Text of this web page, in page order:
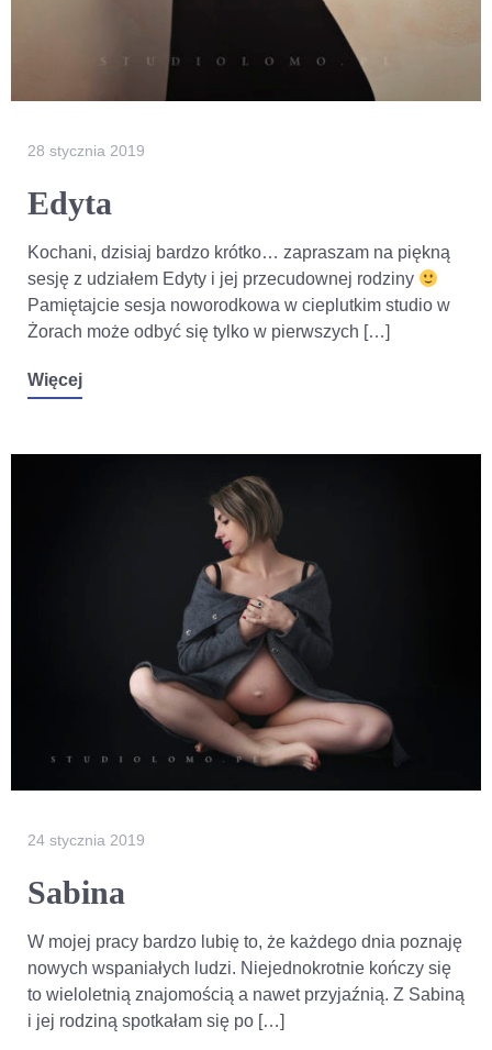
28 stycznia 2019
Edyta
Kochani, dzisiaj bardzo krótko… zapraszam na piękną
sesję z udziałem Edyty i jej przecudownej rodziny
Pamiętajcie sesja noworodkowa w cieplutkim studio w
Żorach może odbyć się tylko w pierwszych […]
Więcej
24 stycznia 2019
Sabina
W mojej pracy bardzo lubię to, że każdego dnia poznaję
nowych wspaniałych ludzi. Niejednokrotnie kończy się
to wieloletnią znajomością a nawet przyjaźnią. Z Sabiną
i jej rodziną spotkałam się po […]